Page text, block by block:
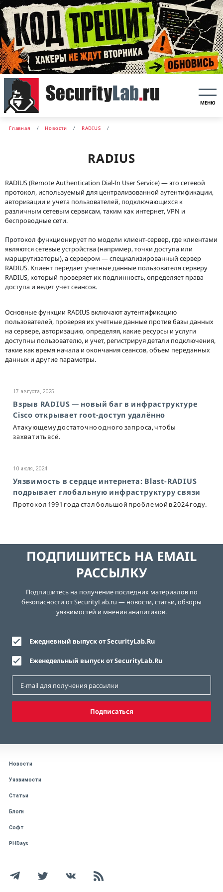
МЕНЮ
Главная Новости RADIUS
RADIUS
RADIUS (Remote Authentication Dial-In User Service) — это сетевой
протокол, используемый для централизованной аутентификации,
авторизации и учета пользователей, подключающихся к
различным сетевым сервисам, таким как интернет, VPN и
беспроводные сети.
Протокол функционирует по модели клиент-сервер, где клиентами
являются сетевые устройства (например, точки доступа или
маршрутизаторы), а сервером — специализированный сервер
RADIUS. Клиент передает учетные данные пользователя серверу
RADIUS, который проверяет их подлинность, определяет права
доступа и ведет учет сеансов.
Основные функции RADIUS включают аутентификацию
пользователей, проверяя их учетные данные против базы данных
на сервере, авторизацию, определяя, какие ресурсы и услуги
доступны пользователю, и учет, регистрируя детали подключения,
такие как время начала и окончания сеансов, объем переданных
данных и другие параметры.
17 августа, 2025
Взрыв RADIUS — новый баг в инфраструктуре
Cisco открывает root-доступ удалённо
Атакующему достаточно одного запроса, чтобы
захватить всё.
10 июля, 2024
Уязвимость в сердце интернета: Blast-RADIUS
подрывает глобальную инфраструктуру связи
Протокол 1991 года стал большой проблемой в 2024 году.
ПОДПИШИТЕСЬ НА EMAIL
РАССЫЛКУ
Подпишитесь на получение последних материалов по
безопасности от SecurityLab.ru — новости, статьи, обзоры
уязвимостей и мнения аналитиков.
Ежедневный выпуск от SecurityLab.Ru
Еженедельный выпуск от SecurityLab.Ru
Подписаться
Новости
Уязвимости
Статьи
Блоги
Софт
PHDays